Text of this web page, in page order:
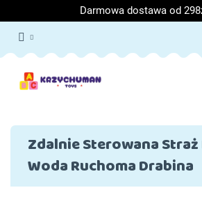
Darmowa dostawa od
Zdalnie Sterowana
Woda Ruchoma Drabina